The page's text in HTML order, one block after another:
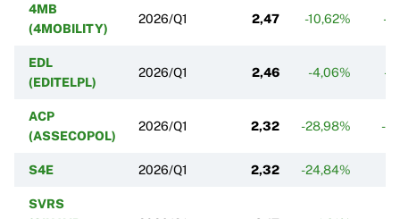
4MB
(4MOBILITY)
2026/Q1 2,47 -10,62% -
EDL
(EDITELPL)
2026/Q1 2,46 -4,06% -
ACP
(ASSECOPOL)
2026/Q1 2,32 -28,98% -
S4E 2026/Q1 2,32 -24,84%
SVRS